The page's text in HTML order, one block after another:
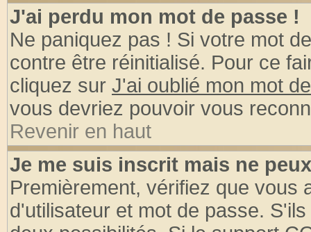
J'ai perdu mon mot de passe !
Ne paniquez pas ! Si votre mot
contre être réinitialisé. Pour ce
cliquez sur J'ai oublié mon mot
vous devriez pouvoir vous
Revenir en haut
Je me suis inscrit mais ne
Premièrement, vérifiez que vous
d'utilisateur et mot de passe.